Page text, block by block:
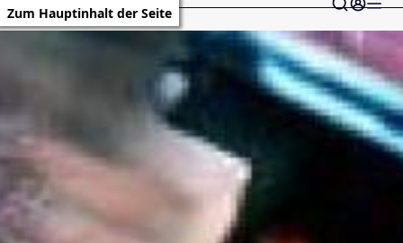
Zum Hauptinhalt der Seite